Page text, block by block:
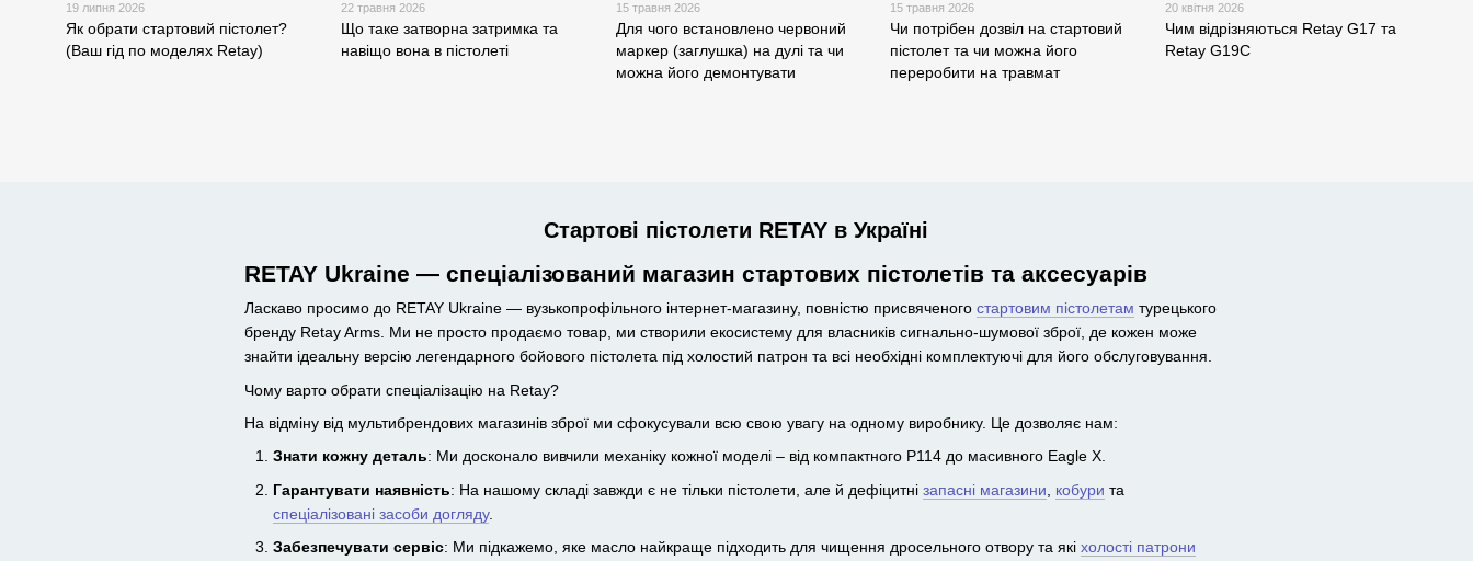
19 липня 2026
Як обрати стартовий пістолет?
(Ваш гід по моделях Retay)
22 травня 2026
Що таке затворна затримка та
навіщо вона в пістолеті
15 травня 2026
Для чого встановлено червоний
маркер (заглушка) на дулі та чи
можна його демонтувати
15 травня 2026
Чи потрібен дозвіл на стартовий
пістолет та чи можна його
переробити на травмат
20 квітня 2026
Чим відрізняються Retay G17 та
Retay G19C
Стартові пістолети RETAY в Україні
RETAY Ukraine — спеціалізований магазин стартових пістолетів та аксесуарів
Ласкаво просимо до RETAY Ukraine — вузькопрофільного інтернет-магазину, повністю присвяченого стартовим пістолетам турецького
бренду Retay Arms. Ми не просто продаємо товар, ми створили екосистему для власників сигнально-шумової зброї, де кожен може
знайти ідеальну версію легендарного бойового пістолета під холостий патрон та всі необхідні комплектуючі для його обслуговування.
Чому варто обрати спеціалізацію на Retay?
На відміну від мультибрендових магазинів зброї ми сфокусували всю свою увагу на одному виробнику. Це дозволяє нам:
Знати кожну деталь: Ми досконало вивчили механіку кожної моделі – від компактного P114 до масивного Eagle X.
Гарантувати наявність: На нашому складі завжди є не тільки пістолети, але й дефіцитні запасні магазини кобури та
спеціалізовані засоби догляду.
Забезпечувати сервіс: Ми підкажемо, яке масло найкраще підходить для чищення дросельного отвору та які холості патрони